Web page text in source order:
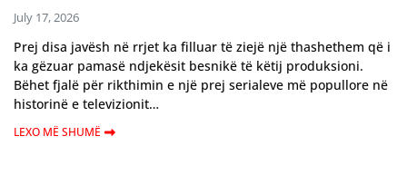
July 17, 2026
Prej disa javësh në rrjet ka filluar të ziejë një thashethem që i
ka gëzuar pamasë ndjekësit besnikë të këtij produksioni.
Bëhet fjalë për rikthimin e një prej serialeve më popullore në
historinë e televizionit…
LEXO MË SHUMË